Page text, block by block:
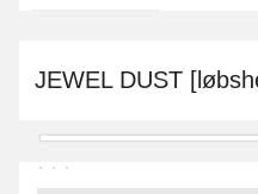
JEWEL DUST